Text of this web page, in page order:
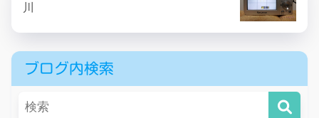
川
ブログ内検索